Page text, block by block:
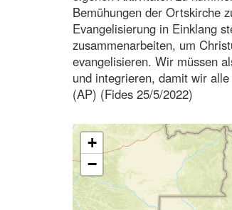
Bemühungen der Ortskirche
Evangelisierung in Einklang
zusammenarbeiten, um
evangelisieren. Wir müssen
und integrieren, damit wir
(AP) (Fides 25/5/2022)
+
−